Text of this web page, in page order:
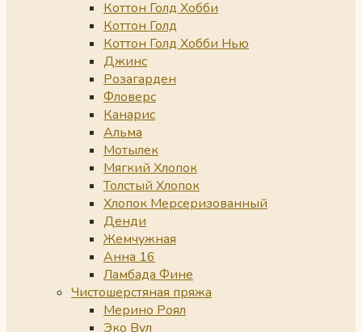
Коттон Голд Хобби
Коттон Голд
Коттон Голд Хобби Нью
Джинс
Розагарден
Фловерс
Канарис
Альма
Мотылек
Мягкий Хлопок
Толстый Хлопок
Хлопок Мерсеризованный
Денди
Жемчужная
Анна 16
Ламбада Фине
Чистошерстяная пряжа
Мерино Роял
Эко Вул